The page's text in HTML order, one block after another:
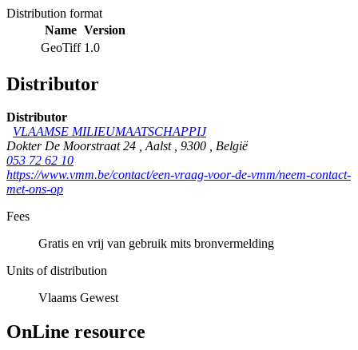
Distribution format
Name Version
GeoTiff 1.0
Distributor
Distributor
VLAAMSE MILIEUMAATSCHAPPIJ
Dokter De Moorstraat 24 ,Aalst , 9300 , België
053 72 62 10
https://www.vmm.be/contact/een-vraag-voor-de-vmm/neem-contact-
met-ons-op
Fees
Gratis en vrij van gebruik mits bronvermelding
Units of distribution
Vlaams Gewest
OnLine resource